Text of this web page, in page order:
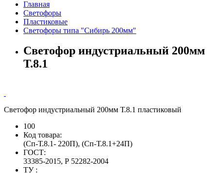
Главная
Светофоры
Пластиковые
Светофоры типа "Сибирь 200мм"
Светофор индустриальный 200мм
Т.8.1
Светофор индустриальный 200мм Т.8.1 пластиковый
100
Код товара:
(Сп-Т.8.1- 220П), (Сп-Т.8.1+24П)
ГОСТ:
33385-2015, Р 52282-2004
ТУ :